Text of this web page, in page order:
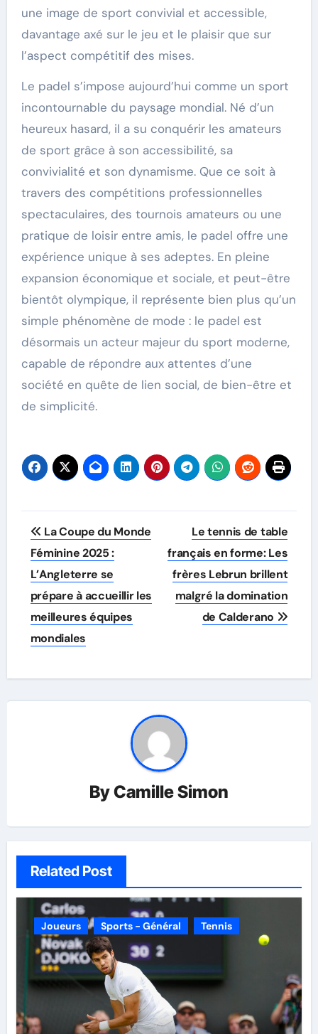
une image de sport convivial et accessible,
davantage axé sur le jeu et le plaisir que sur
l’aspect compétitif des mises.
Le padel s’impose aujourd’hui comme un sport
incontournable du paysage mondial. Né d’un
heureux hasard, il a su conquérir les amateurs
de sport grâce à son accessibilité, sa
convivialité et son dynamisme. Que ce soit à
travers des compétitions professionnelles
spectaculaires, des tournois amateurs ou une
pratique de loisir entre amis, le padel offre une
expérience unique à ses adeptes. En pleine
expansion économique et sociale, et peut-être
bientôt olympique, il représente bien plus qu’un
simple phénomène de mode : le padel est
désormais un acteur majeur du sport moderne,
capable de répondre aux attentes d’une
société en quête de lien social, de bien-être et
de simplicité.
Post
navigation
La Coupe du Monde
Féminine 2025 :
L’Angleterre se
prépare à accueillir les
meilleures équipes
mondiales
Le tennis de table
français en forme: Les
frères Lebrun brillent
malgré la domination
de Calderano
ByCamille Simon
Related Post
Joueurs Sports - Général Tennis